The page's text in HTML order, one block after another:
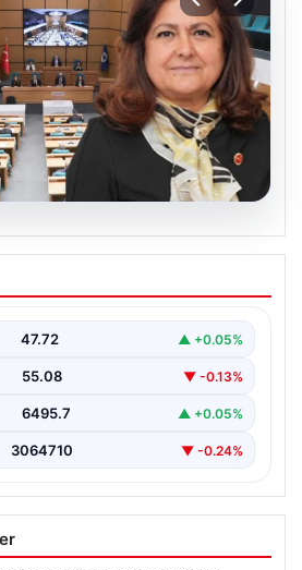
başkanvekili
oldu
47.72 ▲ +0.05%
55.08 ▼ -0.13%
6495.7 ▲ +0.05%
3064710 ▼ -0.24%